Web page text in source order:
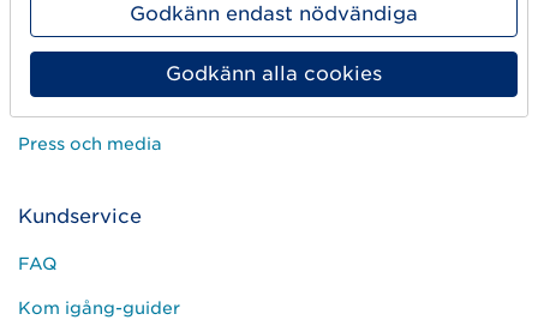
Användargrupper
Jobba hos oss
Kontakta oss
Press och media
Kundservice
FAQ
Kom igång-guider
Godkänn endast nödvändiga
Godkänn alla cookies